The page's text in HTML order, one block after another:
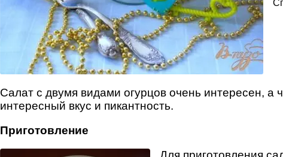
Салат с двумя видами огурцов очень интересен,
интересный вкус и пикантность.
Приготовление